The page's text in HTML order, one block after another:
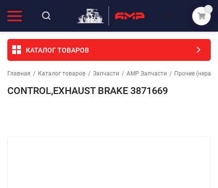
0
КАТАЛОГ ТОВАРОВ
Главная / Каталог товаров / Запчасти / АМР Запчасти / Прочее
CONTROL,EXHAUST BRAKE 3871669